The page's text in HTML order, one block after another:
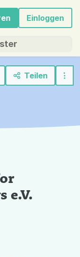
Einloggen
Teilen
e.V.